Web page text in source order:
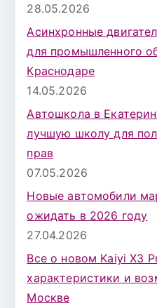
28.05.2026
Асинхронные
для промышленного
Краснодаре
14.05.2026
Автошкола в
лучшую школу для
прав
07.05.2026
Новые автомобили
ожидать в 2026 году
27.04.2026
Все о новом Kaiyi X3
характеристики и
Москве